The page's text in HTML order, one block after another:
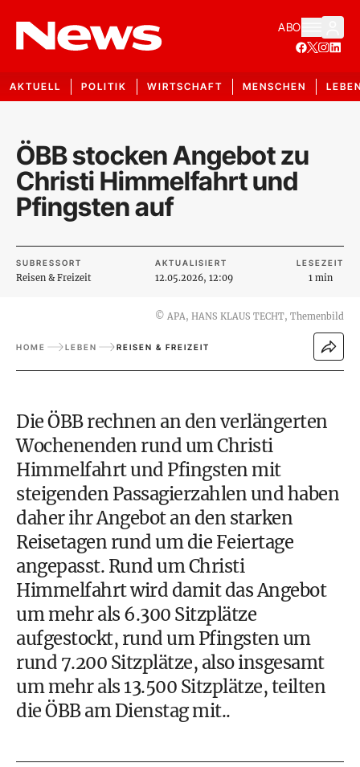
ABO
AKTUELL POLITIK WIRTSCHAFT MENSCHEN
ÖBB stocken Angebot zu
Christi Himmelfahrt und
Pfingsten auf
SUBRESSORT
Reisen & Freizeit
AKTUALISIERT
12.05.2026, 12:09
LESEZEIT
1 min
© APA, HANS KLAUS TECHT, Themenbild
HOME LEBEN REISEN & FREIZEIT
Die ÖBB rechnen an den verlängerten
Wochenenden rund um Christi
Himmelfahrt und Pfingsten mit
steigenden Passagierzahlen und haben
daher ihr Angebot an den starken
Reisetagen rund um die Feiertage
angepasst. Rund um Christi
Himmelfahrt wird damit das Angebot
um mehr als 6.300 Sitzplätze
aufgestockt, rund um Pfingsten um
rund 7.200 Sitzplätze, also insgesamt
um mehr als 13.500 Sitzplätze, teilten
die ÖBB am Dienstag mit..